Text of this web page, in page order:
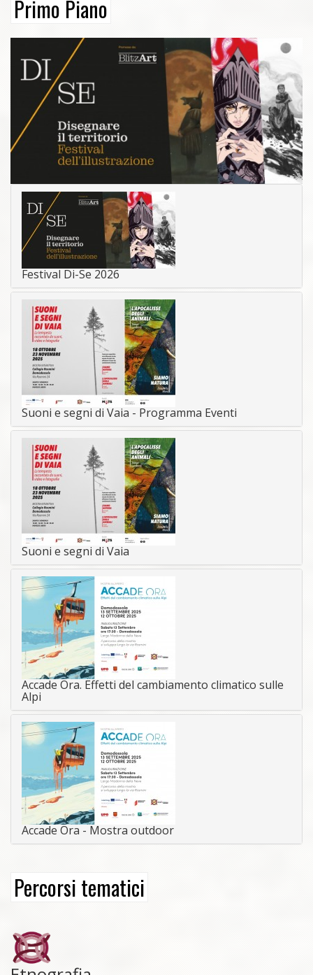
Primo Piano
Festival Di-Se 2026
Suoni e segni di Vaia - Programma Eventi
Suoni e segni di Vaia
Accade Ora. Effetti del cambiamento climatico sulle
Alpi
Accade Ora - Mostra outdoor
Percorsi tematici